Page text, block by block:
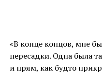
«В конце концов, мне
пересадки. Одна была
и прям, как будто